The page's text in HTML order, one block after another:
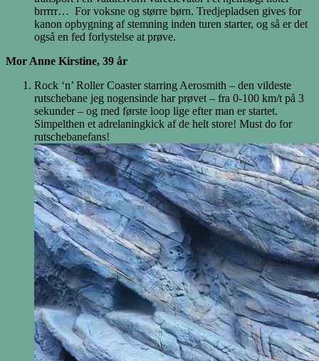
brrrrr… For voksne og større børn. Tredjepladsen gives for
kanon opbygning af stemning inden turen starter, og så er det
også en fed forlystelse at prøve.
Mor Anne Kirstine, 39 år
Rock ‘n’ Roller Coaster starring Aerosmith – den vildeste
rutschebane jeg nogensinde har prøvet – fra 0-100 km/t på 3
sekunder – og med første loop lige efter man er startet.
Simpelthen et adrelaningkick af de helt store! Must do for
rutschebanefans!